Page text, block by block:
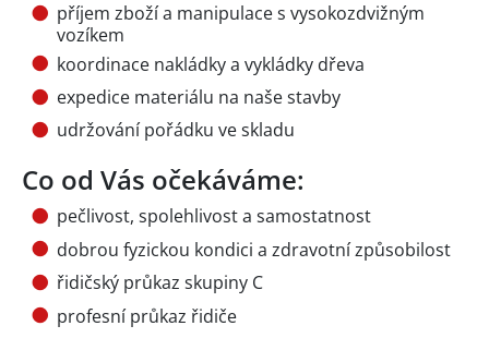
příjem zboží a manipulace s vysokozdvižným
vozíkem
koordinace nakládky a vykládky dřeva
expedice materiálu na naše stavby
udržování pořádku ve skladu
Co od Vás očekáváme:
pečlivost, spolehlivost a samostatnost
dobrou fyzickou kondici a zdravotní způsobilost
řidičský průkaz skupiny C
profesní průkaz řidiče